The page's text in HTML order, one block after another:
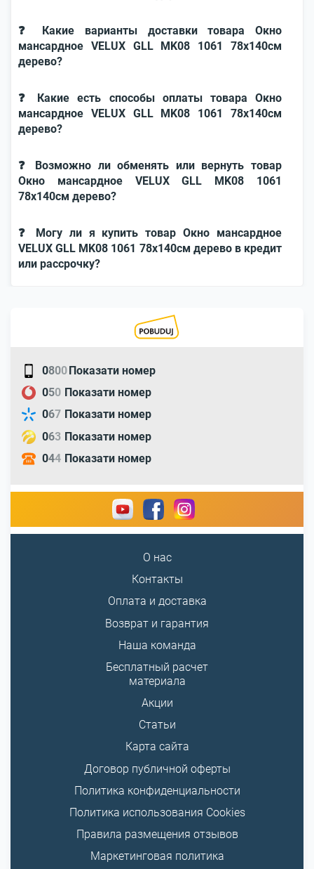
❓ Какие варианты доставки товара Окно
мансардное VELUX GLL MK08 1061 78x140см
дерево?
❓ Какие есть способы оплаты товара Окно
мансардное VELUX GLL MK08 1061 78x140см
дерево?
❓ Возможно ли обменять или вернуть товар
Окно мансардное VELUX GLL MK08 1061
78x140см дерево?
❓ Могу ли я купить товар Окно мансардное
VELUX GLL MK08 1061 78x140см дерево в кредит
или рассрочку?
0800Показати номер
050 Показати номер
067 Показати номер
063 Показати номер
044 Показати номер
О нас
Контакты
Оплата и доставка
Возврат и гарантия
Наша команда
Бесплатный расчет
материала
Акции
Статьи
Карта сайта
Договор публичной оферты
Политика конфиденциальности
Политика использования Cookies
Правила размещения отзывов
Маркетинговая политика